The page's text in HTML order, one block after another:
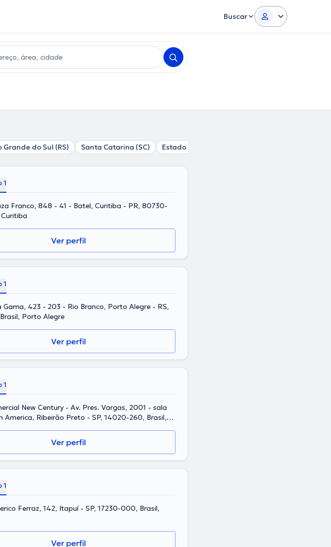
Buscar
Grande do Sul (RS) Santa Catarina (SC) Estado de São Paulo (SP)
1
Franco, 848 - 41 - Batel, Curitiba - PR, 80730-
Ver perfil
1
Gama, 423 - 203 - Rio Branco, Porto Alegre - RS,
Porto Alegre
Ver perfil
1
New Century - Av. Pres. Vargas, 2001 - sala
America, Ribeirão Preto - SP, 14020-260, Brasil,
Ver perfil
1
Ferraz, 142, Itapuí - SP, 17230-000, Brasil,
Ver perfil